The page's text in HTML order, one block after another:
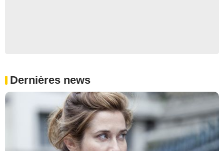
Dernières news